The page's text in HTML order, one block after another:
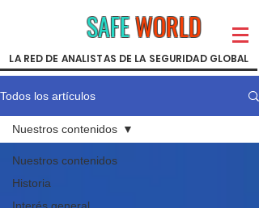
SAFEWORLD
LA RED DE ANALISTAS DE LA SEGURIDAD GLOBAL
Todos los artículos
Nuestros contenidos
Historia
Nuestros contenidos